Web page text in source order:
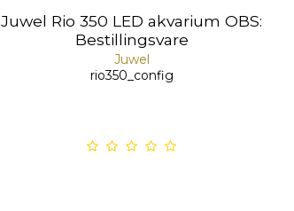
Juwel Rio 350 LED akvarium OBS:
Bestillingsvare
Juwel
rio350_config